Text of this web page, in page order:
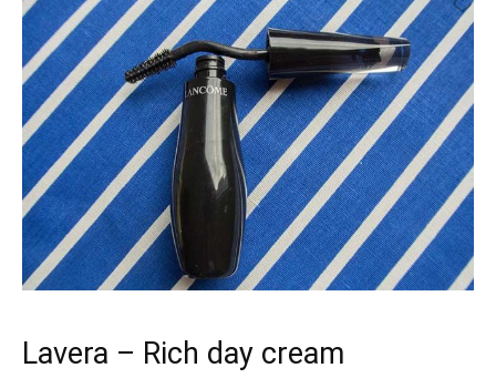
Lavera – Rich day cream